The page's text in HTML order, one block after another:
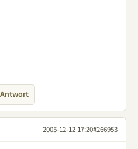
Antwort
2005-12-12 17:20#266953